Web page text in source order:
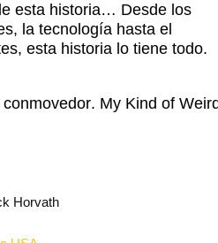
esta historia… Desde los
la tecnología hasta el
esta historia lo tiene todo.
My Kind of
Horvath